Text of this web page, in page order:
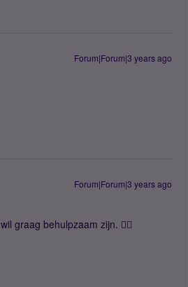
Forum|Forum|3 years ago
Forum|Forum|3 years ago
wil graag behulpzaam zijn. 👍🏻